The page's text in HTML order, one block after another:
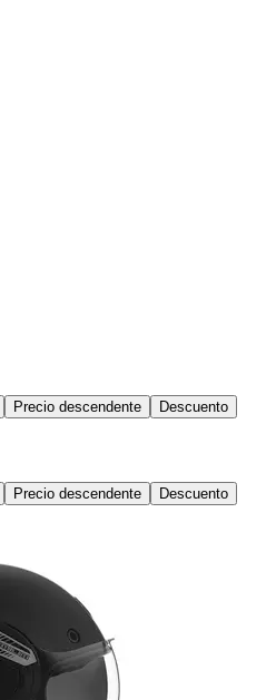
Precio descendente Descuento
Precio descendente Descuento